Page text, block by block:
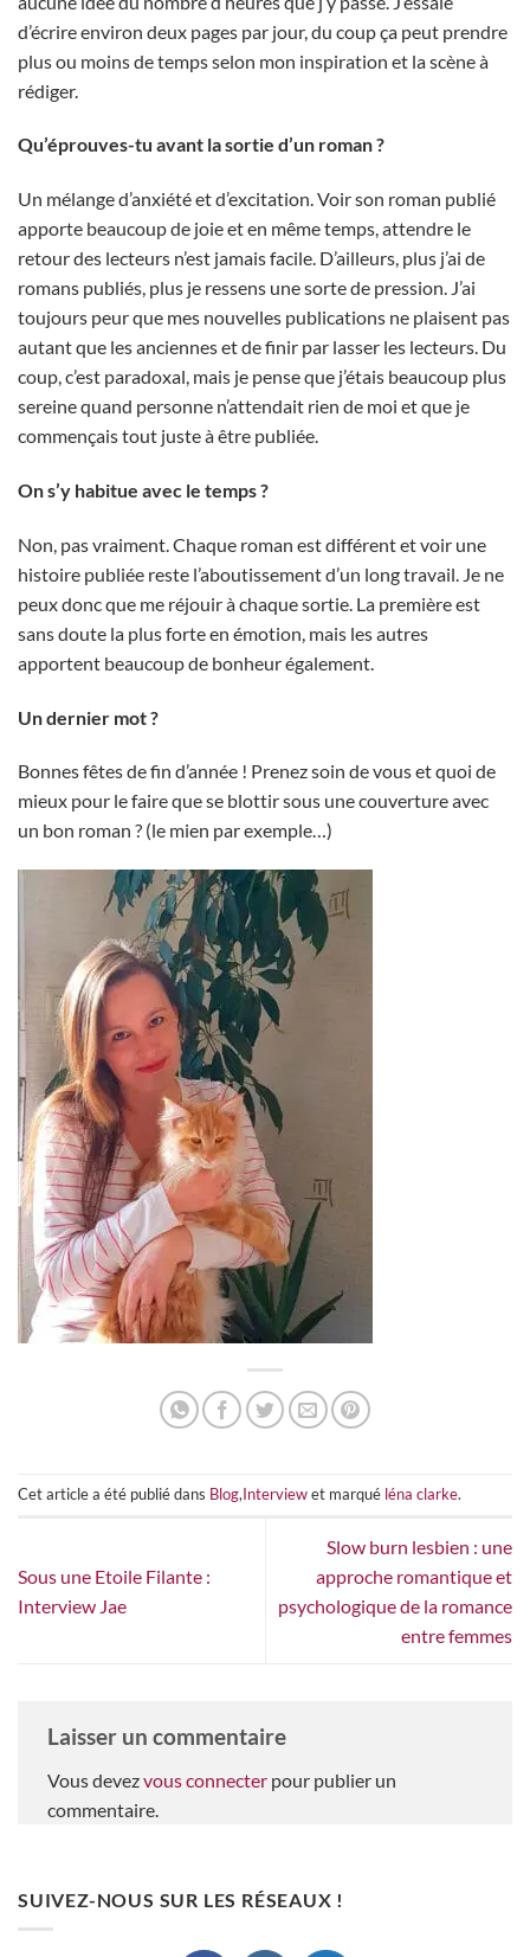
d’écrire environ deux pages par jour, du coup ça peut prendre
plus ou moins de temps selon mon inspiration et la scène à
rédiger.
Qu’éprouves-tu avant la sortie d’un roman ?
Un mélange d’anxiété et d’excitation. Voir son roman publié
apporte beaucoup de joie et en même temps, attendre le
retour des lecteurs n’est jamais facile. D’ailleurs, plus j’ai de
romans publiés, plus je ressens une sorte de pression. J’ai
toujours peur que mes nouvelles publications ne plaisent pas
autant que les anciennes et de finir par lasser les lecteurs. Du
coup, c’est paradoxal, mais je pense que j’étais beaucoup plus
sereine quand personne n’attendait rien de moi et que je
commençais tout juste à être publiée.
On s’y habitue avec le temps ?
Non, pas vraiment. Chaque roman est différent et voir une
histoire publiée reste l’aboutissement d’un long travail. Je ne
peux donc que me réjouir à chaque sortie. La première est
sans doute la plus forte en émotion, mais les autres
apportent beaucoup de bonheur également.
Un dernier mot ?
Bonnes fêtes de fin d’année ! Prenez soin de vous et quoi de
mieux pour le faire que se blottir sous une couverture avec
un bon roman ? (le mien par exemple…)
Cet article a été publié dans Blog,Interviewet marqué léna clarke.
Sous une Etoile Filante :
Interview Jae
Slow burn lesbien : une
approche romantique et
psychologique de la romance
entre femmes
Laisser un commentaire
Vous devezvous connecter pour publier un
commentaire.
SUIVEZ-NOUS SUR LES RÉSEAUX !